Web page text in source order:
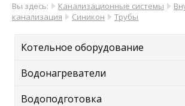
Вы здесь: Канализационные системы
канализация
Синикон Трубы
Котельное оборудование
Водонагреватели
Водоподготовка